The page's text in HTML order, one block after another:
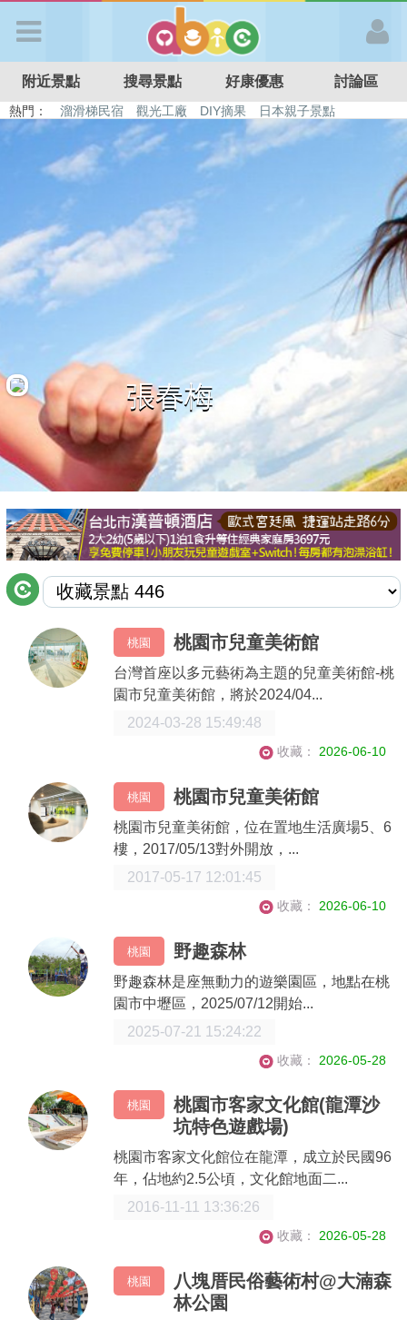
APP登入
首 頁
搜尋景點
好康優惠
最新留言
商家合作
推薦景點
討論區
聯絡我們
APP下載
附近景點 搜尋景點 好康優惠 討論區
熱門： 溜滑梯民宿 觀光工廠 DIY摘果
日本親子景點
特色遊戲場
親子住房優惠 台北親子餐廳 溫泉泡湯SPA
張春梅
桃園 桃園市兒童美術館
台灣首座以多元藝術為主題的兒童美術館-桃
園市兒童美術館，將於2024/04...
2024-03-28 15:49:48
收藏： 2026-06-10
桃園 桃園市兒童美術館
桃園市兒童美術館，位在置地生活廣場5、6
樓，2017/05/13對外開放，...
2017-05-17 12:01:45
收藏： 2026-06-10
桃園 野趣森林
野趣森林是座無動力的遊樂園區，地點在桃
園市中壢區，2025/07/12開始...
2025-07-21 15:24:22
收藏： 2026-05-28
桃園
桃園市客家文化館(龍潭沙
坑特色遊戲場)
桃園市客家文化館位在龍潭，成立於民國96
年，佔地約2.5公頃，文化館地面二...
2016-11-11 13:36:26
收藏： 2026-05-28
桃園
八塊厝民俗藝術村@大湳森
林公園